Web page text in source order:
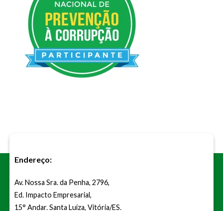
Endereço:
Av. Nossa Sra. da Penha, 2796,
Ed. Impacto Empresarial,
15° Andar. Santa Luíza, Vitória/ES.